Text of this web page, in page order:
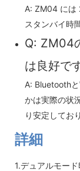
A: ZM04 には
スタンバイ時
Q: ZM04
は良好で
A: Bluetooth
かは実際の状
り安定してお
詳細
1.デュアルモー